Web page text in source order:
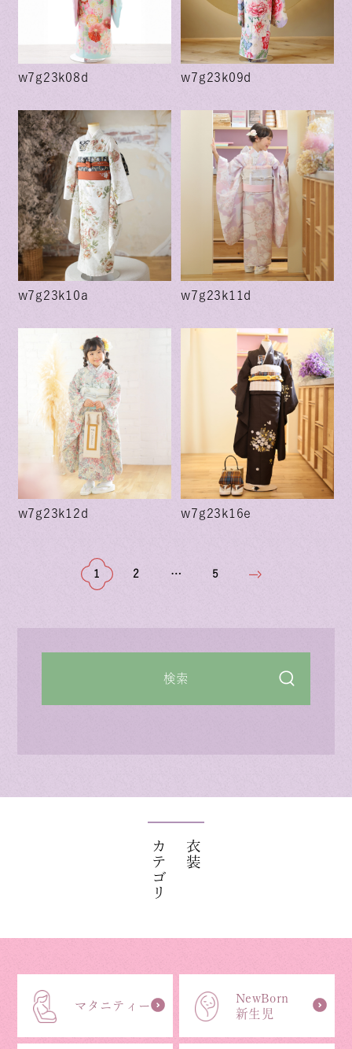
w7g23k08d w7g23k09d
w7g23k10a w7g23k11d
w7g23k12d w7g23k16e
検索
1 2 … 5
カテゴリ 衣装
マタニティー
NewBorn
新生児